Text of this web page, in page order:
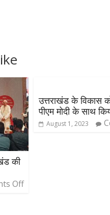
की
Off
उत्तराखंड के विकास
पीएम मोदी के साथ
August 1, 2023